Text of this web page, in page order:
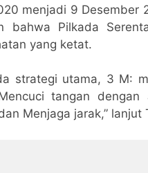
menjadi 9
bahwa Pilkada
yang ketat.
strategi utama, 3 M:
tangan
Menjaga jarak,” lanjut